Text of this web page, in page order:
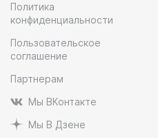
Политика
конфиденциальности
Пользовательское
соглашение
Партнерам
Мы ВКонтакте
Мы В Дзене